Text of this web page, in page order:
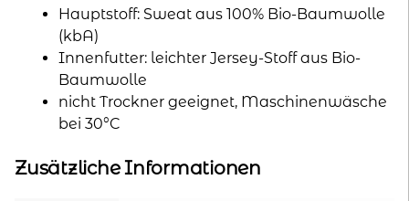
Hauptstoff: Sweat aus 100% Bio-Baumwolle
(kbA)
Innenfutter: leichter Jersey-Stoff aus Bio-
Baumwolle
nicht Trockner geeignet, Maschinenwäsche
bei 30°C
Zusätzliche Informationen